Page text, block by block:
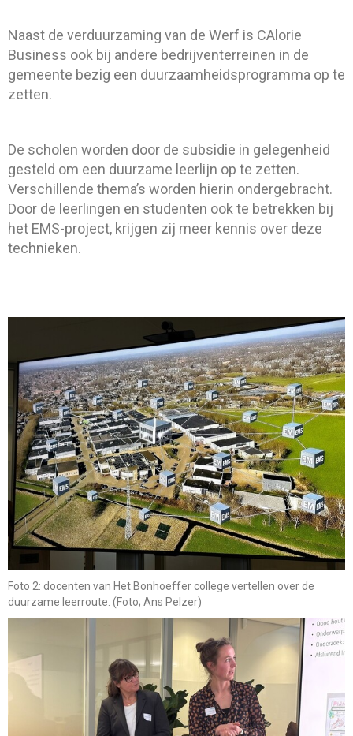
Naast de verduurzaming van de Werf is CAlorie
Business ook bij andere bedrijventerreinen in de
gemeente bezig een duurzaamheidsprogramma op te
zetten.
De scholen worden door de subsidie in gelegenheid
gesteld om een duurzame leerlijn op te zetten.
Verschillende thema’s worden hierin ondergebracht.
Door de leerlingen en studenten ook te betrekken bij
het EMS-project, krijgen zij meer kennis over deze
technieken.
Foto 2: docenten van Het Bonhoeffer college vertellen over de
duurzame leerroute. (Foto; Ans Pelzer)